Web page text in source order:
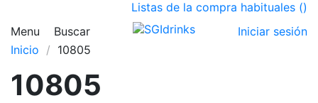
Listas de la compra habituales ()
Menu
Buscar
Iniciar sesión
Inicio
10805
10805